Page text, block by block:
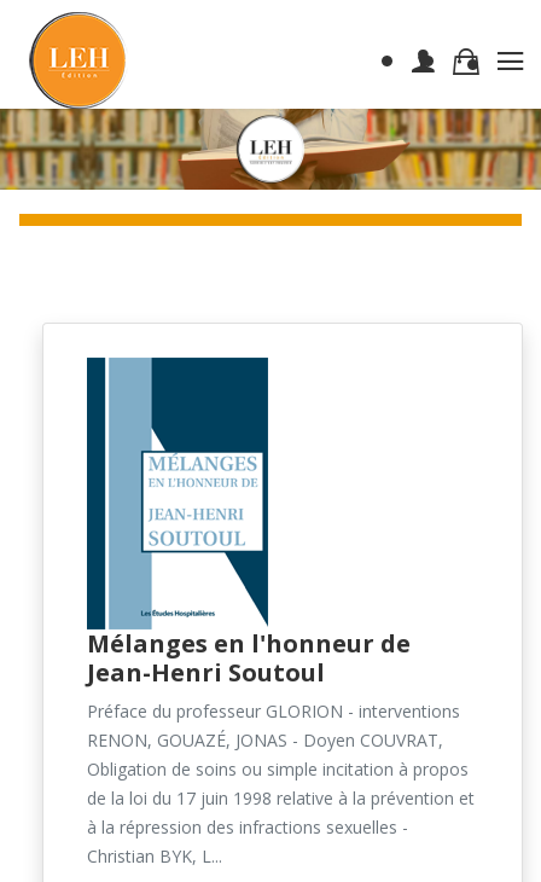
Mélanges en l'honneur de
Jean-Henri Soutoul
Préface du professeur GLORION - interventions
RENON, GOUAZÉ, JONAS - Doyen COUVRAT,
Obligation de soins ou simple incitation à propos
de la loi du 17 juin 1998 relative à la prévention et
à la répression des infractions sexuelles -
Christian BYK, L...